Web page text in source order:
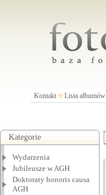
Kontakt Lista albumów
Kategorie
Wydarzenia
Jubileusze w AGH
Doktoraty honoris causa
AGH